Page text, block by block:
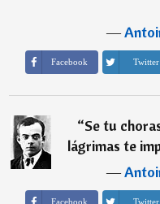
―
Facebook Twitter
“Se tu
lágrimas te
―
Facebook Twitter